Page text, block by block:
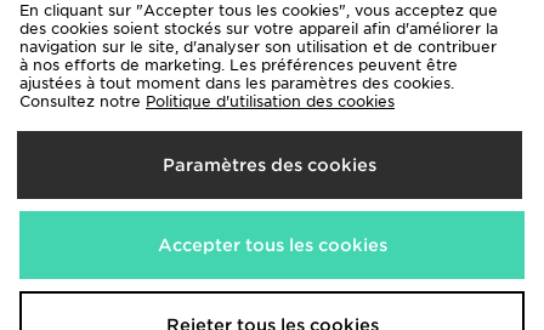
Livraison Vers
France
Nous acceptons les méthodes de paiement suivantes
Visitez notre site corporate www.jdplc.com
En cliquant sur "Accepter tous les cookies", vous acceptez que
des cookies soient stockés sur votre appareil afin d'améliorer la
navigation sur le site, d'analyser son utilisation et de contribuer
à nos efforts de marketing. Les préférences peuvent être
ajustées à tout moment dans les paramètres des cookies.
Consultez notre Politique d'utilisation des cookies
Paramètres des cookies
Accepter tous les cookies
Rejeter tous les cookies